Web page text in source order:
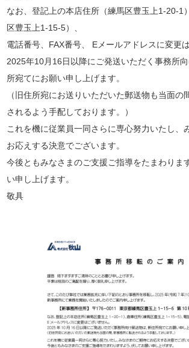
なお、登記上の本店住所（練馬区豊玉上1-20-1
区豊玉上1-15-5）、
電話番号、FAX番号、 Eメールアドレスに変更
2025年10月16日以降にご発送いただく事務所
所宛てにお願い申し上げます。
（旧住所宛にお送りいただいた郵送物も当面の
されるよう手配しております。）
これを機に従業員一同さらに専心努力いたし、
お応えする決意でございます。
今後ともみなさまのご支援ご指導をたまわりま
い申し上げます。
敬具